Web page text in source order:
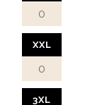
Je suis la
facile à
XXL
3XL